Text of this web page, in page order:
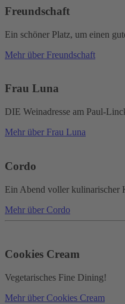
Freundschaft
Ein schöner Platz, um einen
Mehr über Freundschaft
Frau Luna
DIE Weinadresse am Paul-
Mehr über Frau Luna
Cordo
Ein Abend voller kulinarischer
Mehr über Cordo
Cookies Cream
Vegetarisches Fine Dining!
Mehr über Cookies Cream